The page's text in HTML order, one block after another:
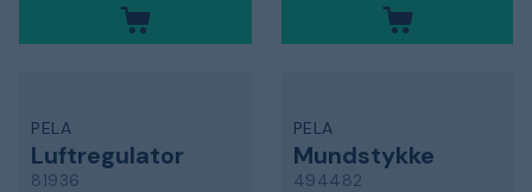
PELA
Luftregulator
81936
PELA
Mundstykke
494482